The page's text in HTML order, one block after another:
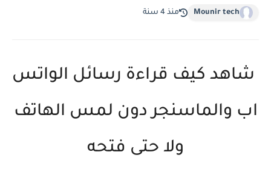
Mounir tech منذ 4 سنة
شاهد كيف قراءة رسائل الواتس
اب والماسنجر دون لمس الهاتف
ولا حتى فتحه